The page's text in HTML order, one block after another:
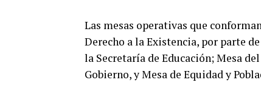
Las mesas operativas que
Derecho a la Existencia, por parte
la Secretaría de Educación; Mesa
Gobierno, y Mesa de Equidad y